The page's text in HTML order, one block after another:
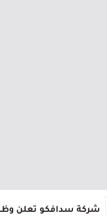
شركة سدافكو تعلن